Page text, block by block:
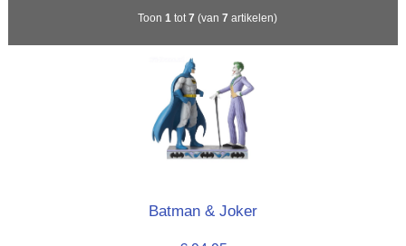
Toon 1 tot 7 (van 7 artikelen)
Batman & Joker